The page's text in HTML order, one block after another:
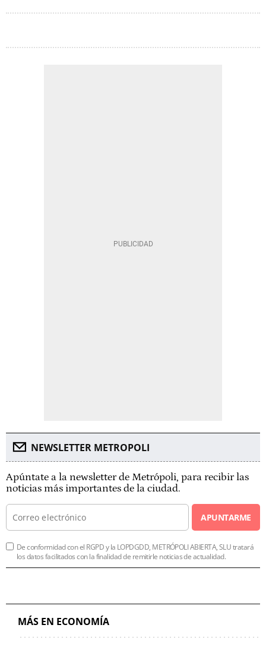
NEWSLETTER METROPOLI
Apúntate a la newsletter de Metrópoli, para recibir las
noticias más importantes de la ciudad.
APUNTARME
De conformidad con el RGPD y la LOPDGDD, METRÓPOLI ABIERTA, SLU tratará
los datos facilitados con la finalidad de remitirle noticias de actualidad.
MÁS EN ECONOMÍA